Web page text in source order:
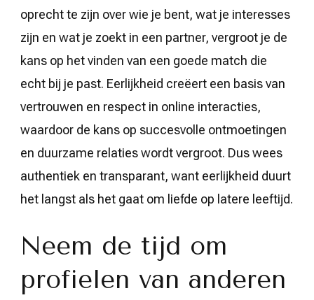
oprecht te zijn over wie je bent, wat je interesses
zijn en wat je zoekt in een partner, vergroot je de
kans op het vinden van een goede match die
echt bij je past. Eerlijkheid creëert een basis van
vertrouwen en respect in online interacties,
waardoor de kans op succesvolle ontmoetingen
en duurzame relaties wordt vergroot. Dus wees
authentiek en transparant, want eerlijkheid duurt
het langst als het gaat om liefde op latere leeftijd.
Neem de tijd om
profielen van anderen